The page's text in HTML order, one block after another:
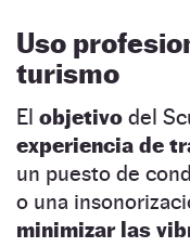
Uso
turismo
El objetivo del
experiencia de
un puesto de
o una
minimizar las